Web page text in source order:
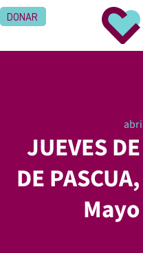
DONAR
JUEVES
DE